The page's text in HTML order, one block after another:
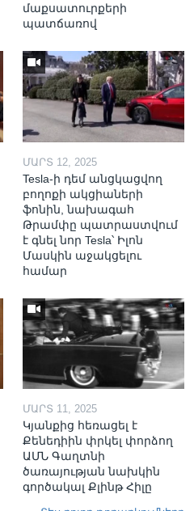
մաքսատուրքերի
պատճառով
ՄԱՐՏ 12, 2025
Tesla-ի դեմ անցկացվող
բողոքի ակցիաների
ֆոնին, նախագահ
Թրամփը պատրաստվում
է գնել նոր Tesla՝ Իլոն
Մասկին աջակցելու
համար
ՄԱՐՏ 11, 2025
Կյանքից հեռացել է
Քենեդիին փրկել փորձող
ԱՄՆ Գաղտնի
ծառայության նախկին
գործակալ Քլինթ Հիլը